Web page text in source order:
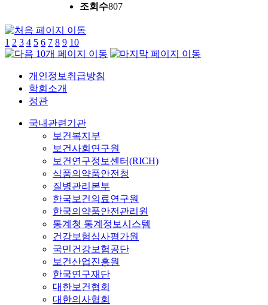
조회수807
1 2 3 4 5 6 7 8 9 10
개인정보취급방침
학회소개
정관
국내관련기관
보건복지부
보건사회연구원
보건연구정보센터(RICH)
식품의약품안전청
질병관리본부
한국보건의료연구원
한국의약품안전관리원
통계청 통계정보시스템
건강보험심사평가원
국민건강보험공단
보건산업진흥원
한국연구재단
대한보건협회
대한의사협회